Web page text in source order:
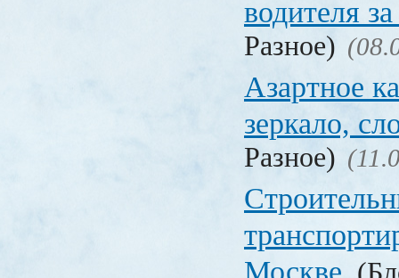
водителя
Разное)
Азартное
зеркало,
Разное)